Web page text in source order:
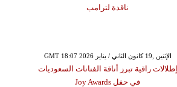
ناقدة لترامب
GMT 18:07 2026 الإثنين ,19 كانون الثاني / يناير
إطلالات راقية تبرز أناقة الفنانات السعوديات
في حفل Joy Awards